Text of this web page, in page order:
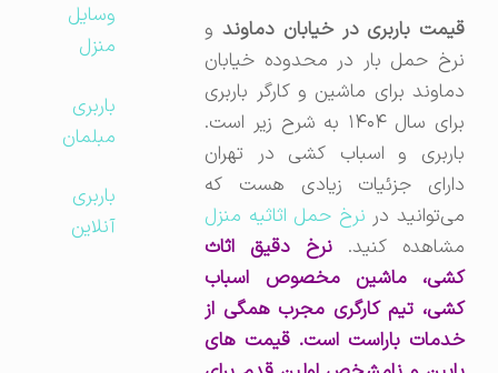
قیمت باربری در خیابان دماوندو
نرخ حمل بار در محدوده خیابان
دماوند برای ماشین و کارگر باربری
برای سال ۱۴۰۴ به شرح زیر است.
باربری و اسباب کشی در تهران
دارای جزئیات زیادی هست که
می‌توانید درنرخ حمل اثاثیه منزل
مشاهده کنید.نرخ دقیق اثاث
کشی، ماشین مخصوص اسباب
کشی، تیم کارگری مجرب همگی از
خدمات باراست است. قیمت های
وسایل
منزل
باربری
مبلمان
باربری
آنلاین